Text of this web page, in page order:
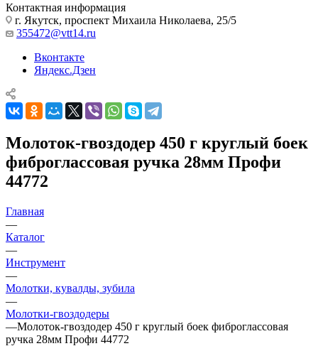
Контактная информация
г. Якутск, проспект Михаила Николаева, 25/5
355472@vtt14.ru
Вконтакте
Яндекс.Дзен
Молоток-гвоздодер 450 г круглый боек
фиброглассовая ручка 28мм Профи
44772
Главная
—
Каталог
—
Инструмент
—
Молотки, кувалды, зубила
—
Молотки-гвоздодеры
—Молоток-гвоздодер 450 г круглый боек фиброглассовая
ручка 28мм Профи 44772